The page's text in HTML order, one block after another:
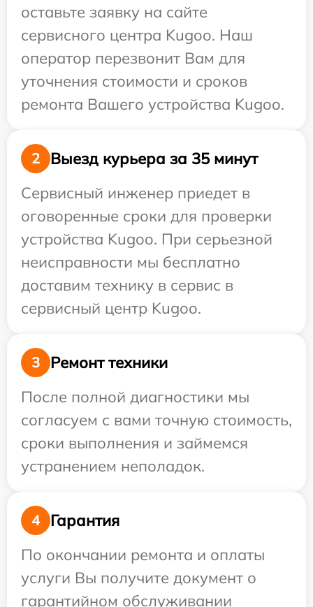
оставьте заявку на сайте
сервисного центра Kugoo. Наш
оператор перезвонит Вам для
уточнения стоимости и сроков
ремонта Вашего устройства Kugoo.
2
Выезд курьера за 35 минут
Сервисный инженер приедет в
оговоренные сроки для проверки
устройства Kugoo. При серьезной
неисправности мы бесплатно
доставим технику в сервис в
сервисный центр Kugoo.
3
Ремонт техники
После полной диагностики мы
согласуем с вами точную стоимость,
сроки выполнения и займемся
устранением неполадок.
4
Гарантия
По окончании ремонта и оплаты
услуги Вы получите документ о
гарантийном обслуживании